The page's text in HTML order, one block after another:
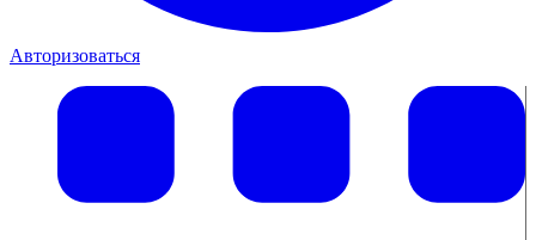
Авторизоваться